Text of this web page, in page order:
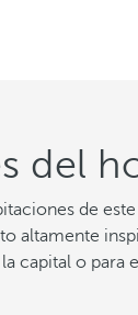
del
de
altamente
capital o